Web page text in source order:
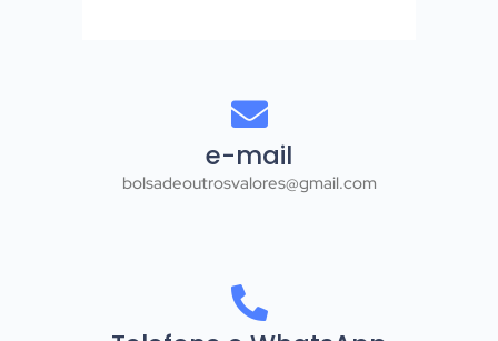
e-mail
bolsadeoutrosvalores@gmail.com